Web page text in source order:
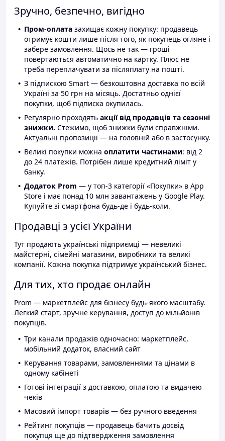
Зручно, безпечно, вигідно
Пром-оплата захищає кожну покупку: продавець
отримує кошти лише після того, як покупець огляне і
забере замовлення. Щось не так — гроші
повертаються автоматично на картку. Плюс не
треба переплачувати за післяплату на пошті.
З підпискою Smart — безкоштовна доставка по всій
Україні за 50 грн на місяць. Достатньо однієї
покупки, щоб підписка окупилась.
Регулярно проходять акції від продавців та сезонні
знижки. Стежимо, щоб знижки були справжніми.
Актуальні пропозиції — на головній або в застосунку.
Великі покупки можна оплатити частинами: від 2
до 24 платежів. Потрібен лише кредитний ліміт у
банку.
Додаток Prom — у топ-3 категорії «Покупки» в App
Store і має понад 10 млн завантажень у Google Play.
Купуйте зі смартфона будь-де і будь-коли.
Продавці з усієї України
Тут продають українські підприємці — невеликі
майстерні, сімейні магазини, виробники та великі
компанії. Кожна покупка підтримує український бізнес.
Для тих, хто продає онлайн
Prom — маркетплейс для бізнесу будь-якого масштабу.
Легкий старт, зручне керування, доступ до мільйонів
покупців.
Три канали продажів одночасно: маркетплейс,
мобільний додаток, власний сайт
Керування товарами, замовленнями та цінами в
одному кабінеті
Готові інтеграції з доставкою, оплатою та видачею
чеків
Масовий імпорт товарів — без ручного введення
Рейтинг покупців — продавець бачить досвід
покупця ще до підтвердження замовлення